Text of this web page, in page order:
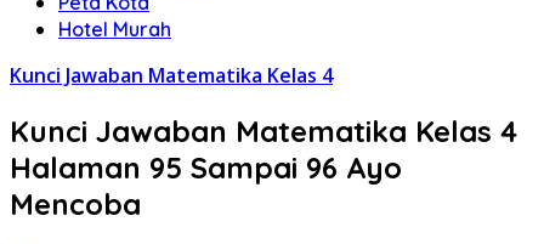
Hotel Murah
Kunci Jawaban Matematika Kelas 4
Kunci Jawaban Matematika Kelas 4
Halaman 95 Sampai 96 Ayo
Mencoba